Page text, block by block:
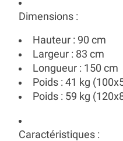
Dimensions :
Hauteur : 90 cm
Largeur : 83 cm
Longueur : 150 cm
Poids : 41 kg
Poids : 59 kg
Caractéristiques :